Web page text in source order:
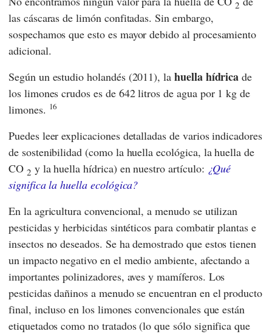
2
las cáscaras de limón confitadas. Sin embargo,
sospechamos que esto es mayor debido al procesamiento
adicional.
Según un estudio holandés (2011), lahuella hídrica de
los limones crudos es de 642 litros de agua por 1 kg de
limones. 16
Puedes leer explicaciones detalladas de varios indicadores
de sostenibilidad (como la huella ecológica, la huella de
CO 2 y la huella hídrica) en nuestro artículo: ¿Qué
significa la huella ecológica?
En la agricultura convencional, a menudo se utilizan
pesticidas y herbicidas sintéticos para combatir plantas e
insectos no deseados. Se ha demostrado que estos tienen
un impacto negativo en el medio ambiente, afectando a
importantes polinizadores, aves y mamíferos. Los
pesticidas dañinos a menudo se encuentran en el producto
final, incluso en los limones convencionales que están
etiquetados como no tratados (lo que sólo significa que